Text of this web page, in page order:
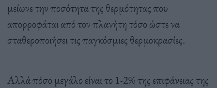
μείωνε την ποσότητα της θερμότητας που
απορροφάται από τον πλανήτη τόσο ώστε να
σταθεροποιήσει τις παγκόσμιες θερμοκρασίες.
Αλλά πόσο μεγάλο είναι το 1-2% της επιφάνειας της